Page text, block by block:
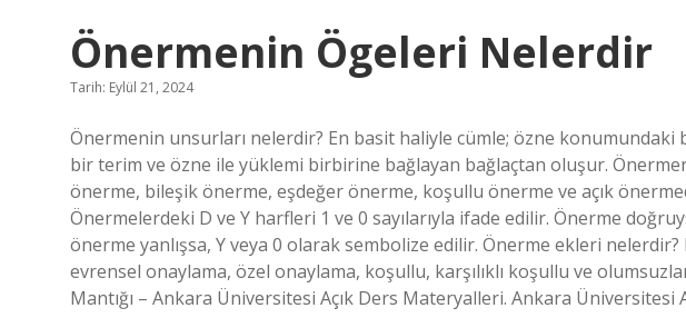
Önermenin Ögeleri Nelerdir
Tarih: Eylül 21, 2024
Önermenin unsurları nelerdir? En basit haliyle cümle; özne
bir terim ve özne ile yüklemi birbirine bağlayan bağlaçtan oluşur.
önerme, bileşik önerme, eşdeğer önerme, koşullu önerme ve açık
Önermelerdeki D ve Y harfleri 1 ve 0 sayılarıyla ifade edilir. Önerme
önerme yanlışsa, Y veya 0 olarak sembolize edilir. Önerme ekleri nelerdir?
evrensel onaylama, özel onaylama, koşullu, karşılıklı koşullu ve
Mantığı – Ankara Üniversitesi Açık Ders Materyalleri. Ankara Üniversitesi